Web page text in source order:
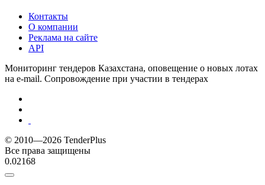
Контакты
О компании
Реклама на сайте
API
Мониторинг тендеров Казахстана, оповещение о новых лотах
на e-mail. Сопровождение при участии в тендерах
© 2010—2026 TenderPlus
Все права защищены
0.02168